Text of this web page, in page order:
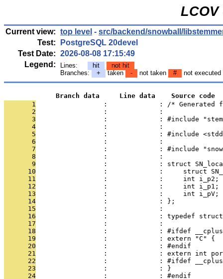
Current view: top level - src/backend/snowball/
Test:
PostgreSQL 20devel
Test Date: 2026-08-08 17:15:49
Legend:
Lines: hit
not hit
Branches:
+ taken - not taken # not executed
             Branch data     Line data    Source code
       1
:             : /* Generated
       2
                 :             :
       3
:             : #include
       4
                 :             :
       5
:             : #include
       6
                 :             :
       7
:             : #include
       8
                 :             :
       9
:             : struct
      10
:             :     struct
      11
                 :             :     int i_p2;
      12
                 :             :     int i_p1;
      13
                 :             :     int i_pV;
      14
                 :             : };
      15
                 :             :
      16
:             : typedef
      17
                 :             :
      18
:             : #ifdef
      19
                 :             : extern "C" {
      20
                 :             : #endif
      21
:             : extern int
      22
:             : #ifdef
      23
                 :             : }
      24
                 :             : #endif